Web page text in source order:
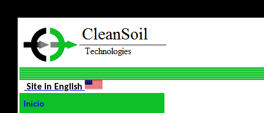
Site in English
Inicio